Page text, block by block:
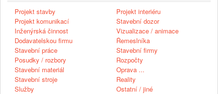
Projekt stavby
Projekt interiéru
Projekt komunikací
Stavební dozor
Inženýrská činnost
Vizualizace / animace
Dodavatelskou firmu
Řemeslníka
Stavební práce
Stavební firmy
Posudky / rozbory
Rozpočty
Stavební materiál
Oprava ...
Stavební stroje
Reality
Služby
Ostatní / jiné